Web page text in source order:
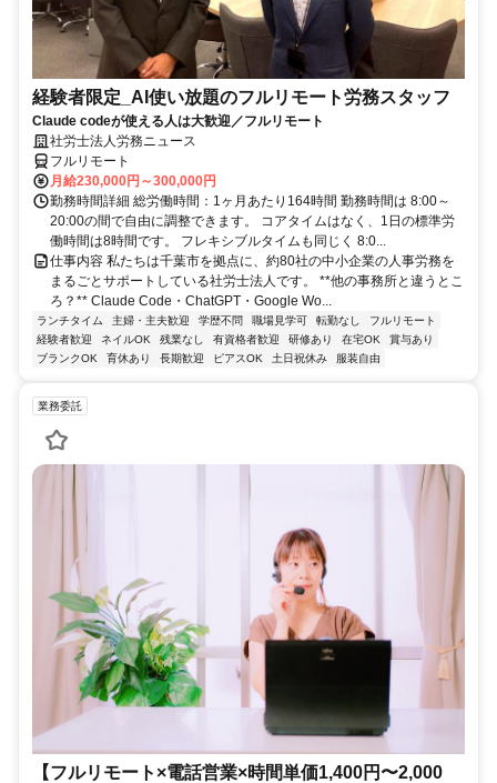
経験者限定_AI使い放題のフルリモート労務スタッフ
Claude codeが使える人は大歓迎／フルリモート
社労士法人労務ニュース
フルリモート
月給230,000円～300,000円
勤務時間詳細 総労働時間：1ヶ月あたり164時間 勤務時間は 8:00～
20:00の間で自由に調整できます。 コアタイムはなく、1日の標準労
働時間は8時間です。 フレキシブルタイムも同じく 8:0...
仕事内容 私たちは千葉市を拠点に、約80社の中小企業の人事労務を
まるごとサポートしている社労士法人です。 **他の事務所と違うとこ
ろ？** Claude Code・ChatGPT・Google Wo...
ランチタイム 主婦・主夫歓迎 学歴不問 職場見学可 転勤なし
フルリモート
経験者歓迎
ネイルOK 残業なし 有資格者歓迎 研修あり 在宅OK
賞与あり
ブランクOK
育休あり 長期歓迎 ピアスOK 土日祝休み 服装自由
業務委託
【フルリモート×電話営業×時間単価1,400円〜2,000